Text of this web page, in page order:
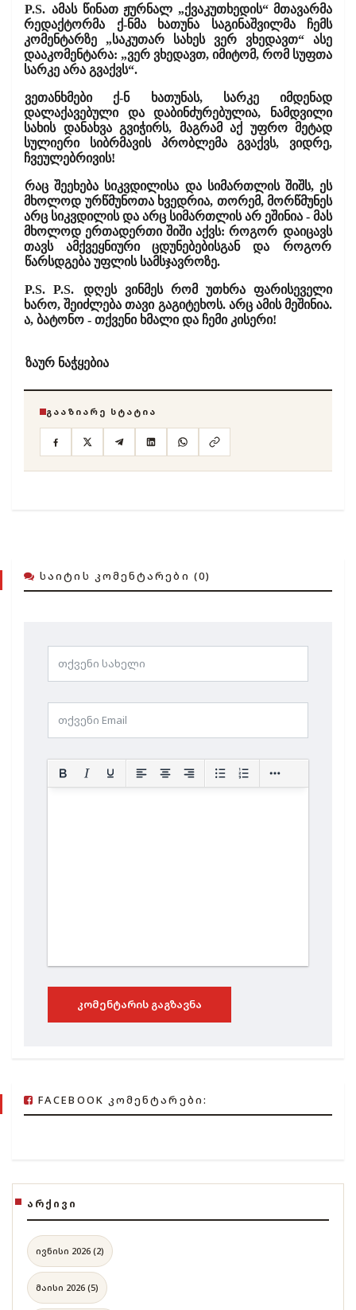
P.S. ამას წინათ ჟურნალ „ქვაკუთხედის“ მთავარმა
რედაქტორმა ქ-ნმა ხათუნა საგინაშვილმა ჩემს
კომენტარზე „საკუთარ სახეს ვერ ვხედავთ“ ასე
დააკომენტარა: „ვერ ვხედავთ, იმიტომ, რომ სუფთა
სარკე არა გვაქვს“.
ვეთანხმები ქ-ნ ხათუნას, სარკე იმდენად
დალაქავებული და დაბინძურებულია, ნამდვილი
სახის დანახვა გვიჭირს, მაგრამ აქ უფრო მეტად
სულიერი სიბრმავის პრობლემა გვაქვს, ვიდრე,
ჩვეულებრივის!
რაც შეეხება სიკვდილისა და სიმართლის შიშს, ეს
მხოლოდ ურწმუნოთა ხვედრია, თორემ, მორწმუნეს
არც სიკვდილის და არც სიმართლის არ ეშინია - მას
მხოლოდ ერთადერთი შიში აქვს: როგორ დაიცავს
თავს ამქვეყნიური ცდუნებებისგან და
როგორ
წარსდგება უფლის სამსჯავროზე.
P.S. P.S.
დღეს ვინმეს რომ უთხრა ფარისეველი
ხარო, შეიძლება თავი გაგიტეხოს. არც ამის მეშინია.
ა, ბატონო - თქვენი ხმალი და ჩემი კისერი!
ზაურ ნაჭყებია
ᲒᲐᲐᲖᲘᲐᲠᲔ ᲡᲢᲐᲢᲘᲐ
ᲡᲐᲘᲢᲘᲡ ᲙᲝᲛᲔᲜᲢᲐᲠᲔᲑᲘ (0)
ᲙᲝᲛᲔᲜᲢᲐᲠᲘᲡ ᲒᲐᲒᲖᲐᲕᲜᲐ
FACEBOOK ᲙᲝᲛᲔᲜᲢᲐᲠᲔᲑᲘ:
ᲐᲠᲥᲘᲕᲘ
ივნისი 2026 (2)
მაისი 2026 (5)